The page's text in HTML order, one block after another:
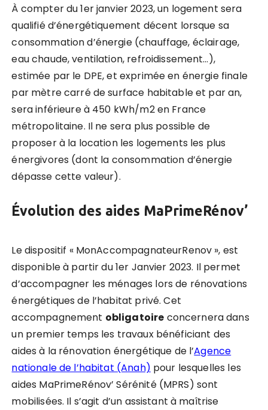
À compter du 1er janvier 2023, un logement sera
qualifié d’énergétiquement décent lorsque sa
consommation d’énergie (chauffage, éclairage,
eau chaude, ventilation, refroidissement…),
estimée par le DPE, et exprimée en énergie finale
par mètre carré de surface habitable et par an,
sera inférieure à 450 kWh/m2 en France
métropolitaine. Il ne sera plus possible de
proposer à la location les logements les plus
énergivores (dont la consommation d’énergie
dépasse cette valeur).
Évolution des aides MaPrimeRénov’
Le dispositif « MonAccompagnateurRenov », est
disponible à partir du 1er Janvier 2023. Il permet
d’accompagner les ménages lors de rénovations
énergétiques de l’habitat privé. Cet
accompagnement obligatoire concernera dans
un premier temps les travaux bénéficiant des
aides à la rénovation énergétique de l’Agence
nationale de l’habitat (Anah) pour lesquelles les
aides MaPrimeRénov’ Sérénité (MPRS) sont
mobilisées. Il s’agit d’un assistant à maîtrise